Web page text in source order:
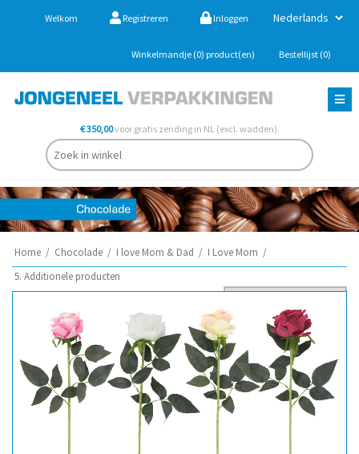
Welkom Registreren Inloggen
Winkelmandje (0) product(en) Bestellijst (0)
€ 350,00voor gratis zending in NL (excl. wadden).
Home / Chocolade / I love Mom & Dad / I Love Mom /
5. Additionele producten